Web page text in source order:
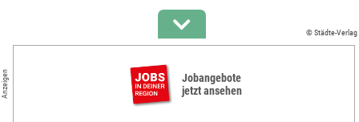
© Städte-Verlag
Anzeigen
Jobangebote
jetzt ansehen